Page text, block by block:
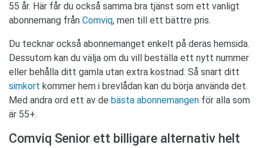
55 år. Här får du också samma bra tjänst som ett vanligt
abonnemang från Comviq, men till ett bättre pris.
Du tecknar också abonnemanget enkelt på deras hemsida.
Dessutom kan du välja om du vill beställa ett nytt nummer
eller behålla ditt gamla utan extra kostnad. Så snart ditt
simkort kommer hem i brevlådan kan du börja använda det.
Med andra ord ett av de bästa abonnemangen för alla som
är 55+.
Comviq Senior ett billigare alternativ helt